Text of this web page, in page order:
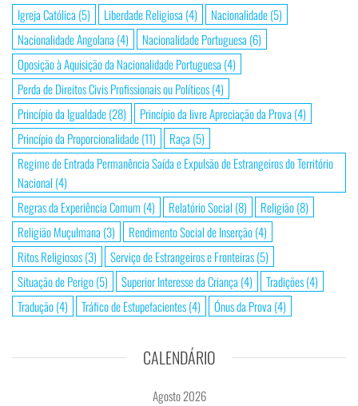
Igreja Católica (5) Liberdade Religiosa (4) Nacionalidade(5)
Nacionalidade Angolana (4) Nacionalidade Portuguesa (6)
Oposição à Aquisição da Nacionalidade Portuguesa (4)
Perda de Direitos Civis Profissionais ou Políticos(4)
Princípio da Igualdade(28) Princípio da livre Apreciação da Prova (4)
Princípio da Proporcionalidade(11) Raça (5)
Regime de Entrada Permanência Saída e Expulsão de Estrangeiros do Território
Nacional (4)
Regras da Experiência Comum (4) Relatório Social (8) Religião(8)
Religião Muçulmana (3) Rendimento Social de Inserção(4)
Ritos Religiosos(3) Serviço de Estrangeiros e Fronteiras(5)
Situação de Perigo(5) Superior Interesse da Criança (4) Tradições(4)
Tradução(4) Tráfico de Estupefacientes(4) Ónus da Prova (4)
CALENDÁRIO
Agosto 2026